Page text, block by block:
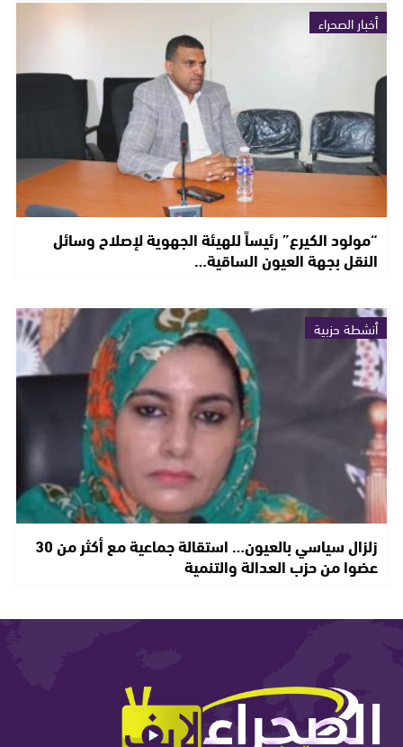
أخبار الصحراء
“مولود الكيرع” رئيساً للهيئة الجهوية لإصلاح وسائل
النقل بجهة العيون الساقية…
أنشطة حزبية
زلزال سياسي بالعيون… استقالة جماعية مع أكثر من 30
عضوا من حزب العدالة والتنمية